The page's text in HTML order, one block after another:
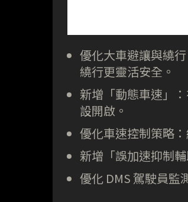
優化大車避讓與繞
繞行更靈活安全。
新增「動態車速」
設開啟。
優化車速控制策略
新增「誤加速抑制
優化 DMS 駕駛員監